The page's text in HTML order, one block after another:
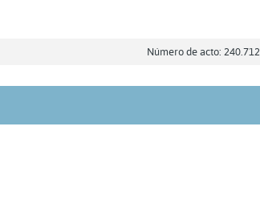
Número de acto: 240.712